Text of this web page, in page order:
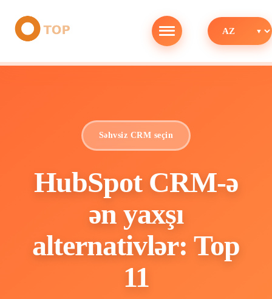
Səhvsiz CRM seçin
HubSpot CRM-ə
ən yaxşı
alternativlər: Top
11